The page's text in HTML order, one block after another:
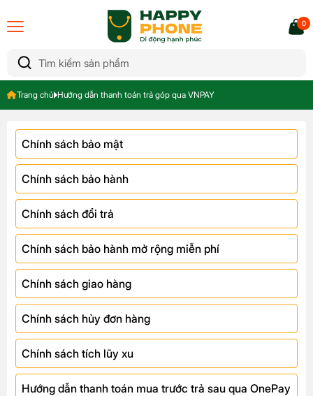
0
Trang chủ Hướng dẫn thanh toán trả góp qua VNPAY
Chính sách bảo mật
Chính sách bảo hành
Chính sách đổi trả
Chính sách bảo hành mở rộng miễn phí
Chính sách giao hàng
Chính sách hủy đơn hàng
Chính sách tích lũy xu
Hướng dẫn thanh toán mua trước trả sau qua OnePay